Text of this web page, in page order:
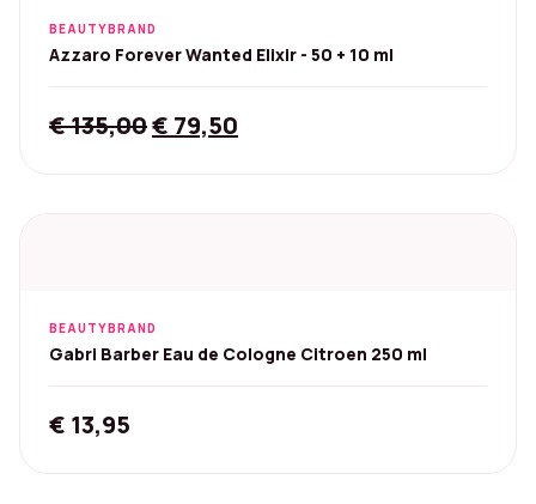
BEAUTYBRAND
Azzaro Forever Wanted Elixir - 50 + 10 ml
€135,00Original
€ 135,00.
€ 79,50
€ 79,50.
BEAUTYBRAND
Gabri Barber Eau de Cologne Citroen 250 ml
€ 13,95